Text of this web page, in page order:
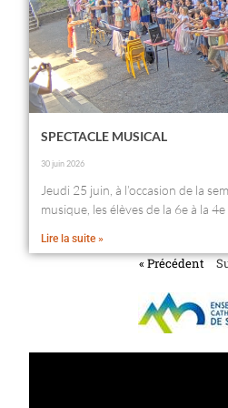
SPECTACLE MUSICAL
30 juin 2026
Jeudi 25 juin, à l’occasion de la
musique, les élèves de la 6e à la
Lire la suite »
« Précédent